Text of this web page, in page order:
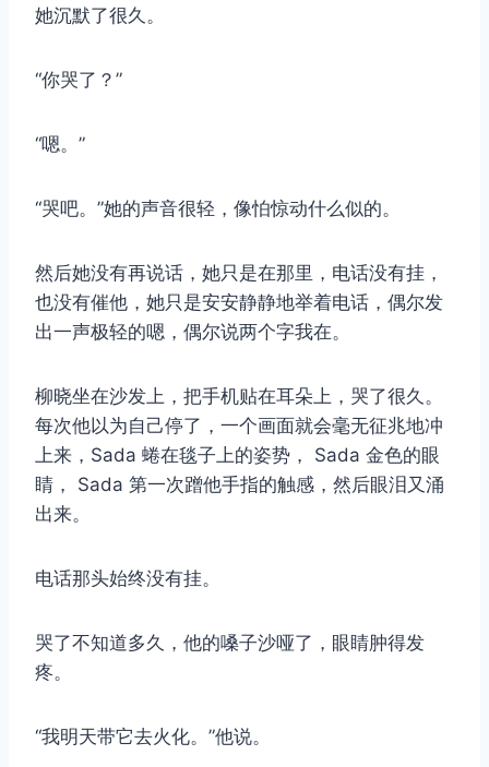
她沉默了很久。
“你哭了？”
“嗯。”
“哭吧。”她的声音很轻，像怕惊动什么似的。
然后她没有再说话，她只是在那里，电话没有挂，
也没有催他，她只是安安静静地举着电话，偶尔发
出一声极轻的嗯，偶尔说两个字我在。
柳晓坐在沙发上，把手机贴在耳朵上，哭了很久。
每次他以为自己停了，一个画面就会毫无征兆地冲
上来，Sada 蜷在毯子上的姿势， Sada 金色的眼
睛， Sada 第一次蹭他手指的触感，然后眼泪又涌
出来。
电话那头始终没有挂。
哭了不知道多久，他的嗓子沙哑了，眼睛肿得发
疼。
“我明天带它去火化。”他说。